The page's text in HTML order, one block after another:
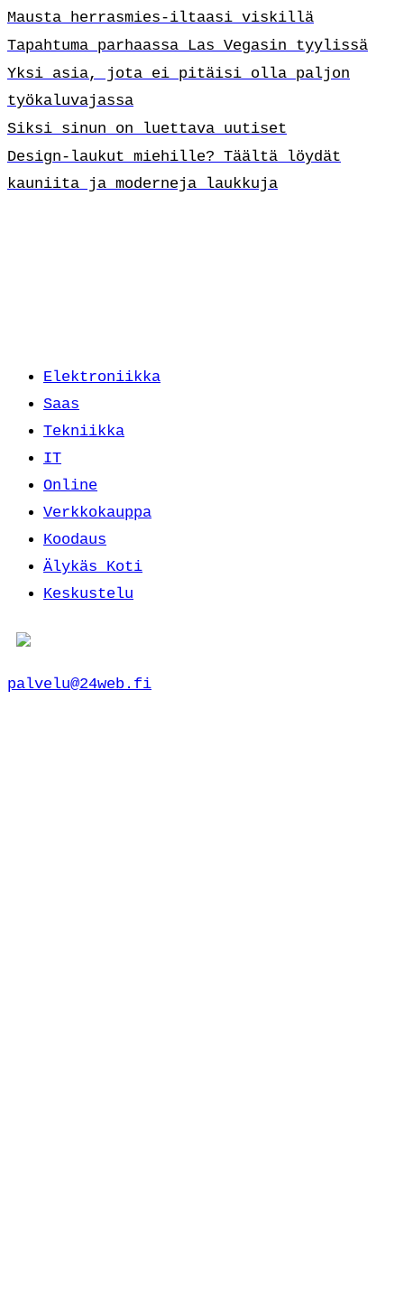
Mausta herrasmies-iltaasi viskillä
Tapahtuma parhaassa Las Vegasin tyylissä
Yksi asia, jota ei pitäisi olla paljon
työkaluvajassa
Siksi sinun on luettava uutiset
Design-laukut miehille? Täältä löydät
kauniita ja moderneja laukkuja
Elektroniikka
Saas
Tekniikka
IT
Online
Verkkokauppa
Koodaus
Älykäs Koti
Keskustelu
palvelu@24web.fi